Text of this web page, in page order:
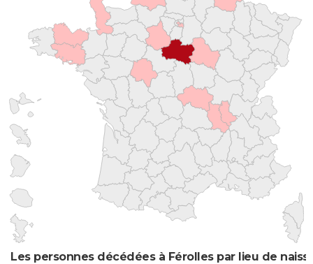
Les personnes décédées à Férolles par lieu de